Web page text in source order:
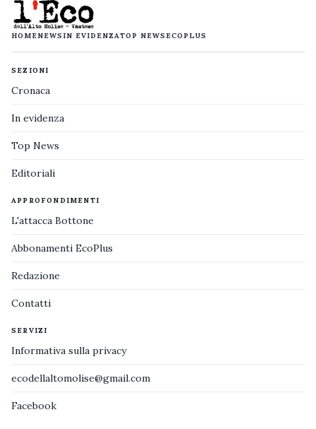
HOMENEWS IN EVIDENZATOP NEWS ECOPLUS
SEZIONI
Cronaca
In evidenza
Top News
Editoriali
APPROFONDIMENTI
L'attacca Bottone
Abbonamenti EcoPlus
Redazione
Contatti
SERVIZI
Informativa sulla privacy
ecodellaltomolise@gmail.com
Facebook